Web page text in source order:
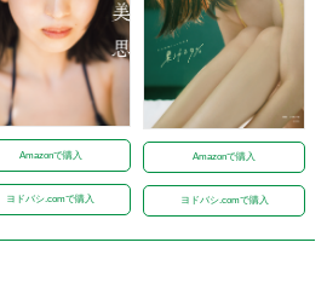
Amazonで購入
ヨドバシ.comで購入
Amazonで購入
ヨドバシ.comで購入